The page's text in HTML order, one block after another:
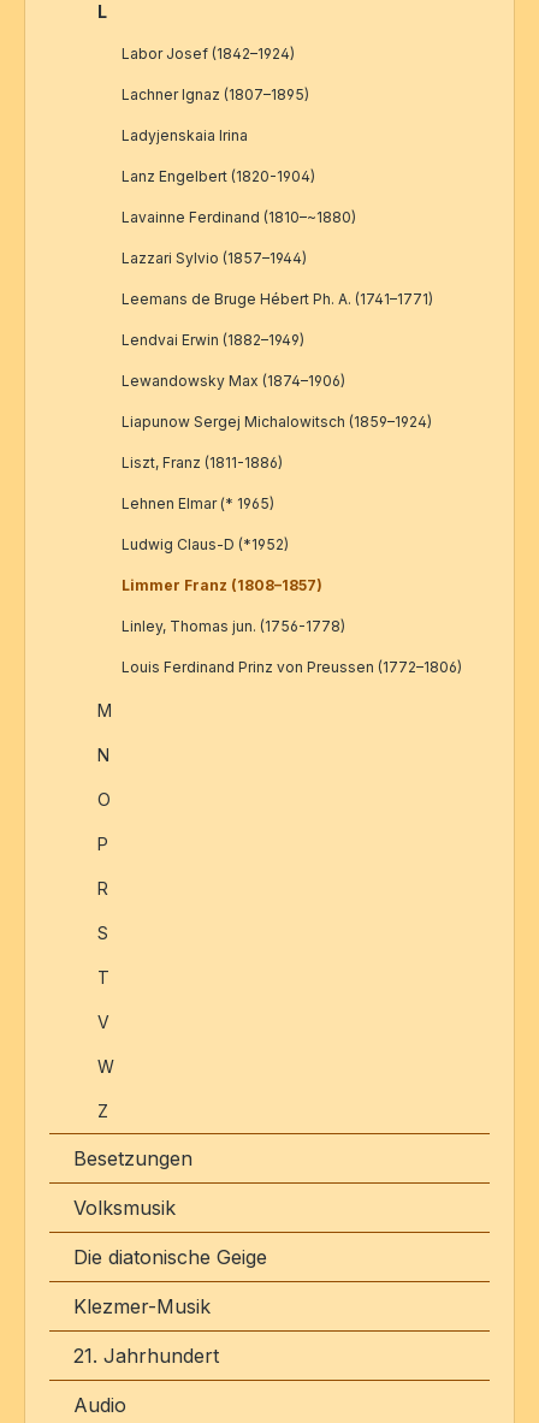
L
Labor Josef (1842–1924)
Lachner Ignaz (1807–1895)
Ladyjenskaia Irina
Lanz Engelbert (1820-1904)
Lavainne Ferdinand (1810–~1880)
Lazzari Sylvio (1857–1944)
Leemans de Bruge Hébert Ph. A. (1741–1771)
Lendvai Erwin (1882–1949)
Lewandowsky Max (1874–1906)
Liapunow Sergej Michalowitsch (1859–1924)
Liszt, Franz (1811-1886)
Lehnen Elmar (* 1965)
Ludwig Claus-D (*1952)
Limmer Franz (1808–1857)
Linley, Thomas jun. (1756-1778)
Louis Ferdinand Prinz von Preussen (1772–1806)
M
N
O
P
R
S
T
V
W
Z
Besetzungen
Volksmusik
Die diatonische Geige
Klezmer-Musik
21. Jahrhundert
Audio